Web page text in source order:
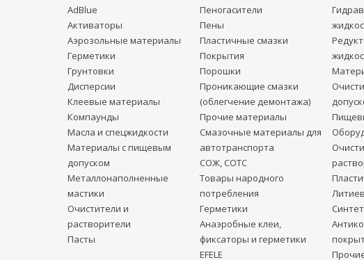
AdBlue
Активаторы
Аэрозольные материалы
Герметики
Грунтовки
Дисперсии
Клеевые материалы
Компаунды
Масла и спецжидкости
Материалы с пищевым
допуском
Металлонаполненные
мастики
Очистители и
растворители
Пасты
Пеногасители
Пены
Пластичные смазки
Покрытия
Порошки
Проникающие смазки
(облегчение демонтажа)
Прочие материалы
Смазочные материалы для
автотранспорта
СОЖ, СОТС
Товары народного
потребления
Герметики
Анаэробные клеи,
фиксаторы и герметики
EFELE